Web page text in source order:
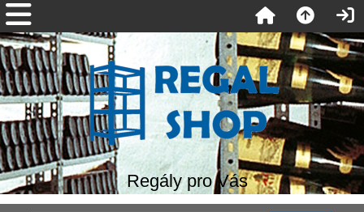
Regály pro Vás